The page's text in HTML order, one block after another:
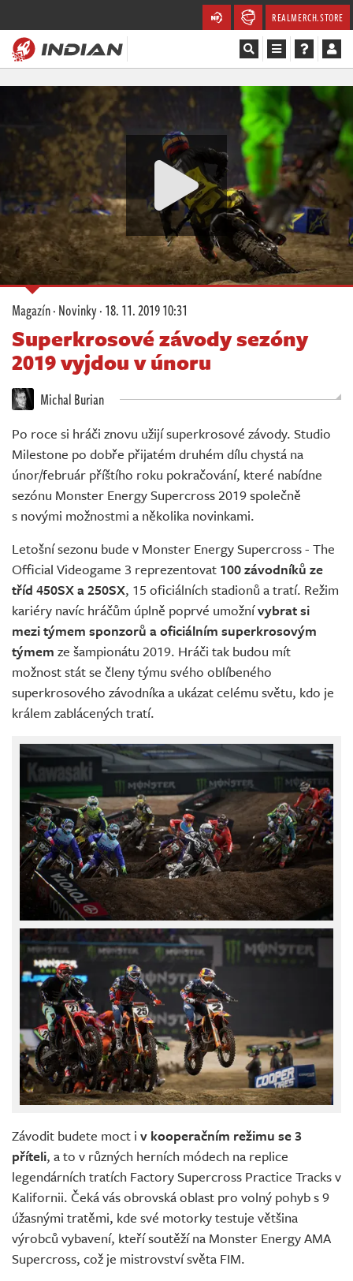
REALMERCH.STORE
Magazín
Recenze
Videa
Soutěže
Databáze
Komunita
Redakce
Živě
Magazín·Novinky·18. 11. 2019 10:31
Superkrosové závody sezóny
2019 vyjdou v únoru
Michal Burian
Po roce si hráči znovu užijí superkrosové závody. Studio
Milestone po dobře přijatém druhém dílu chystá na
únor/február příštího roku pokračování, které nabídne
sezónu Monster Energy Supercross 2019 společně
s novými možnostmi a několika novinkami.
Letošní sezonu bude v Monster Energy Supercross - The
Official Videogame 3 reprezentovat 100 závodníků ze
tříd 450SX a 250SX, 15 oficiálních stadionů a tratí. Režim
kariéry navíc hráčům úplně poprvé umožnívybrat si
mezi týmem sponzorů a oficiálním superkrosovým
týmem ze šampionátu 2019. Hráči tak budou mít
možnost stát se členy týmu svého oblíbeného
superkrosového závodníka a ukázat celému světu, kdo je
králem zablácených tratí.
Závodit budete moct i v kooperačním režimu se 3
příteli, a to v různých herních módech na replice
legendárních tratích Factory Supercross Practice Tracks v
Kalifornii. Čeká vás obrovská oblast pro volný pohyb s 9
úžasnými tratěmi, kde své motorky testuje většina
výrobců vybavení, kteří soutěží na Monster Energy AMA
Supercross, což je mistrovství světa FIM.